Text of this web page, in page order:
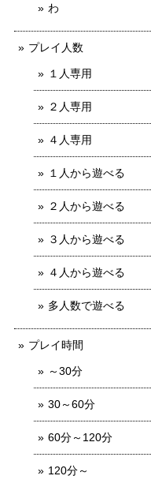
わ
プレイ人数
１人専用
２人専用
４人専用
１人から遊べる
２人から遊べる
３人から遊べる
４人から遊べる
多人数で遊べる
プレイ時間
～30分
30～60分
60分～120分
120分～